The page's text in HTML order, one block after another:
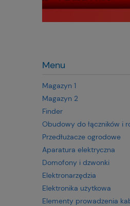
Menu
Magazyn 1
Magazyn 2
Finder
Obudowy do łączników i
Przedłużacze ogrodowe
Aparatura elektryczna
Domofony i dzwonki
Elektronarzędzia
Elektronika użytkowa
Elementy prowadzenia